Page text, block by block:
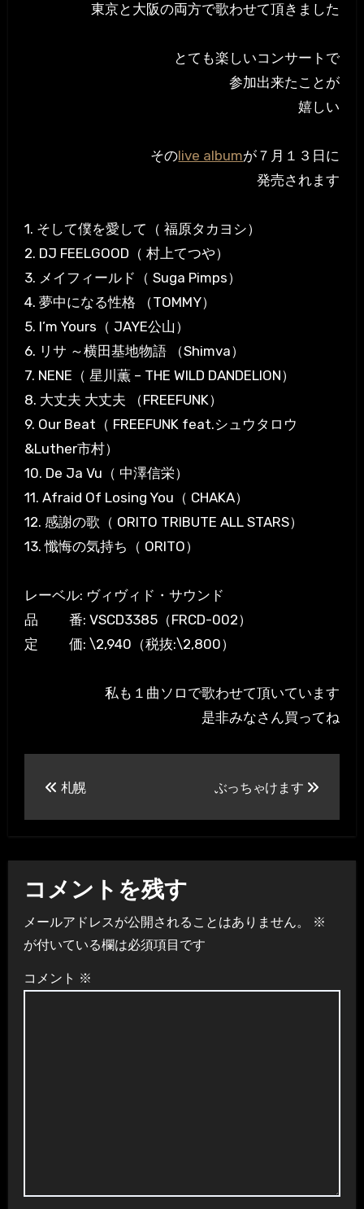
東京と大阪の両方で歌わせて頂きました
とても楽しいコンサートで
参加出来たことが
嬉しい
そのlive albumが７月１３日に
発売されます
1. そして僕を愛して（ 福原タカヨシ）
2. DJ FEELGOOD（ 村上てつや）
3. メイフィールド（ Suga Pimps）
4. 夢中になる性格 （TOMMY）
5. I’m Yours（ JAYE公山）
6. リサ ～横田基地物語 （Shimva）
7. NENE（ 星川薫 – THE WILD DANDELION）
8. 大丈夫 大丈夫 （FREEFUNK）
9. Our Beat（ FREEFUNK feat.シュウタロウ
&Luther市村）
10. De Ja Vu（ 中澤信栄）
11. Afraid Of Losing You（ CHAKA）
12. 感謝の歌（ ORITO TRIBUTE ALL STARS）
13. 懺悔の気持ち（ ORITO）
レーベル: ヴィヴィド・サウンド
品 番: VSCD3385（FRCD-002）
定 価: \2,940（税抜:\2,800）
私も１曲ソロで歌わせて頂いています
是非みなさん買ってね
ビ
ゲ
ー
シ
札幌 ぶっちゃけます
コメントを残す
メールアドレスが公開されることはありません。
※
が付いている欄は必須項目です
コメント ※